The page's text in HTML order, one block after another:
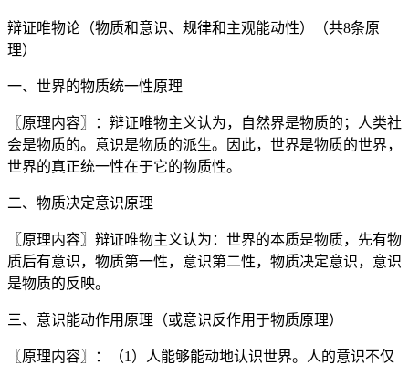
辩证唯物论（物质和意识、规律和主观能动性）（共8条原
理）
一、世界的物质统一性原理
〖原理内容〗：辩证唯物主义认为，自然界是物质的；人类社
会是物质的。意识是物质的派生。因此，世界是物质的世界，
世界的真正统一性在于它的物质性。
二、物质决定意识原理
〖原理内容〗辩证唯物主义认为：世界的本质是物质，先有物
质后有意识，物质第一性，意识第二性，物质决定意识，意识
是物质的反映。
三、意识能动作用原理（或意识反作用于物质原理）
〖原理内容〗：（1）人能够能动地认识世界。人的意识不仅